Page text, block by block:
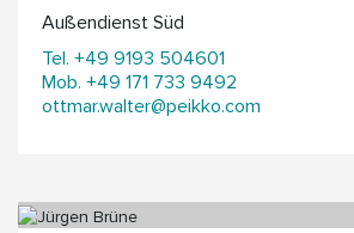
Außendienst Süd
Tel. +49 9193 504601
Mob. +49 171 733 9492
ottmar.walter@peikko.com